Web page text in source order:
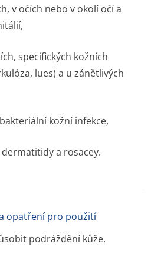
v očích nebo v okolí očí a
specifických kožních
lues) a u zánětlivých
kožní infekce,
a rosacey.
opatření pro použití
podráždění kůže.